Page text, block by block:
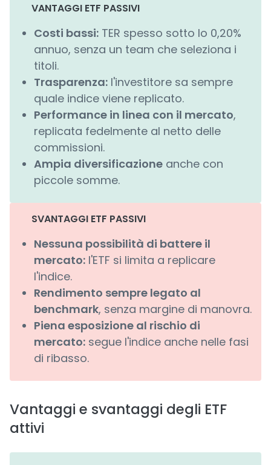
VANTAGGI ETF PASSIVI
Costi bassi: TER spesso sotto lo 0,20%
annuo, senza un team che seleziona i
titoli.
Trasparenza: l'investitore sa sempre
quale indice viene replicato.
Performance in linea con il mercato,
replicata fedelmente al netto delle
commissioni.
Ampia diversificazione anche con
piccole somme.
SVANTAGGI ETF PASSIVI
Nessuna possibilità di battere il
mercato: l'ETF si limita a replicare
l'indice.
Rendimento sempre legato al
benchmark, senza margine di manovra.
Piena esposizione al rischio di
mercato: segue l'indice anche nelle fasi
di ribasso.
Vantaggi e svantaggi degli ETF
attivi